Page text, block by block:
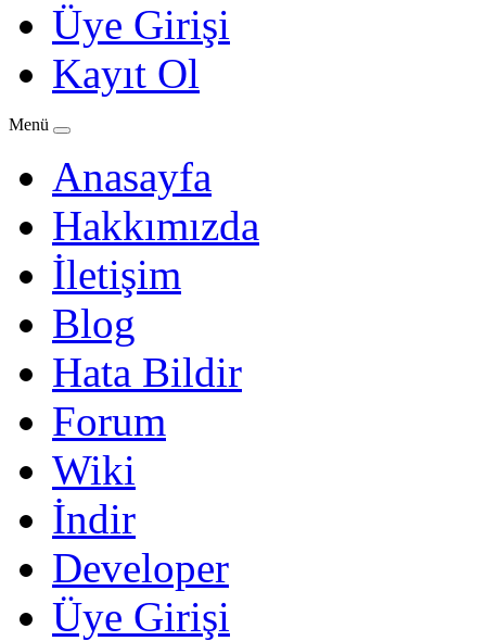
Üye Girişi
Kayıt Ol
Menü
Anasayfa
Hakkımızda
İletişim
Blog
Hata Bildir
Forum
Wiki
İndir
Developer
Üye Girişi